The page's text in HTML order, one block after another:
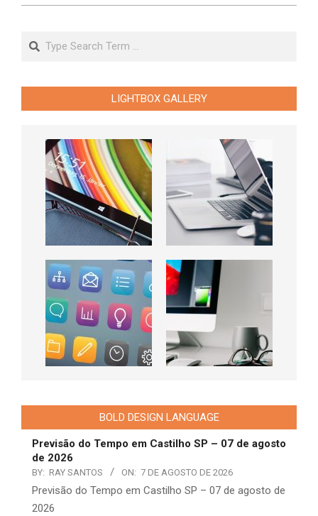
Search
LIGHTBOX GALLERY
BOLD DESIGN LANGUAGE
Previsão do Tempo em Castilho SP – 07 de agosto
de 2026
BY: RAY SANTOS ON: 7 DE AGOSTO DE 2026
Previsão do Tempo em Castilho SP – 07 de agosto de
2026